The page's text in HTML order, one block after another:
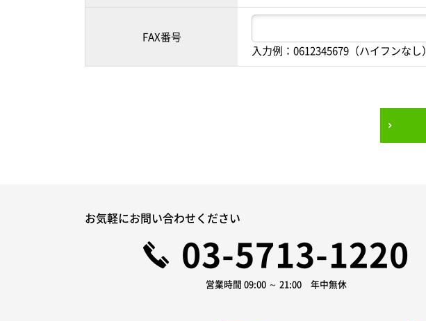
FAX番号
入力例：0612345679（ハイフンなし）
お気軽にお問い合わせください
03-5713-1220
営業時間 09:00 ～ 21:00 年中無休